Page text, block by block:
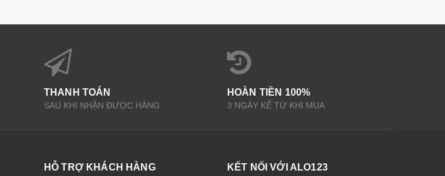
THANH TOÁN
SAU KHI NHẬN ĐƯỢC HÀNG
HOÀN TIỀN 100%
3 NGÀY KỂ TỪ KHI MUA
HỖ TRỢ KHÁCH HÀNG KẾT NỐI VỚI ALO123